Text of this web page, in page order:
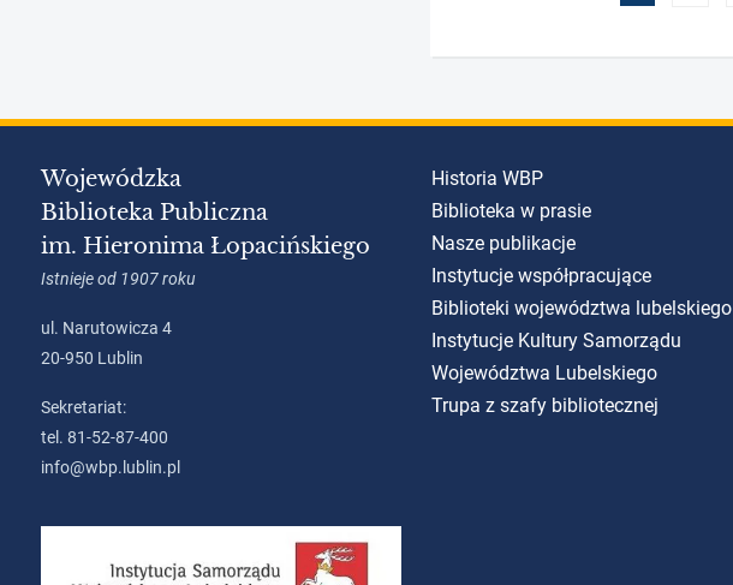
Wojewódzka
Biblioteka Publiczna
im. Hieronima Łopacińskiego
Istnieje od 1907 roku
ul. Narutowicza 4
20-950 Lublin
Sekretariat:
tel. 81-52-87-400
info@wbp.lublin.pl
Historia WBP
Biblioteka w prasie
Nasze publikacje
Instytucje współpracujące
Biblioteki województwa lubelskiego
Instytucje Kultury Samorządu
Województwa Lubelskiego
Trupa z szafy bibliotecznej